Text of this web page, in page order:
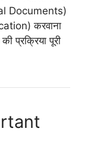
Documents)
करवाना
प्रक्रिया पूरी